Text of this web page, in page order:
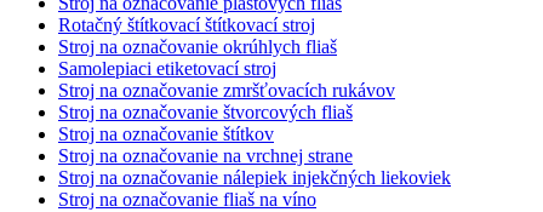
Rotačný štítkovací štítkovací stroj
Stroj na označovanie okrúhlych fliaš
Samolepiaci etiketovací stroj
Stroj na označovanie zmršťovacích rukávov
Stroj na označovanie štvorcových fliaš
Stroj na označovanie štítkov
Stroj na označovanie na vrchnej strane
Stroj na označovanie nálepiek injekčných liekoviek
Stroj na označovanie fliaš na víno